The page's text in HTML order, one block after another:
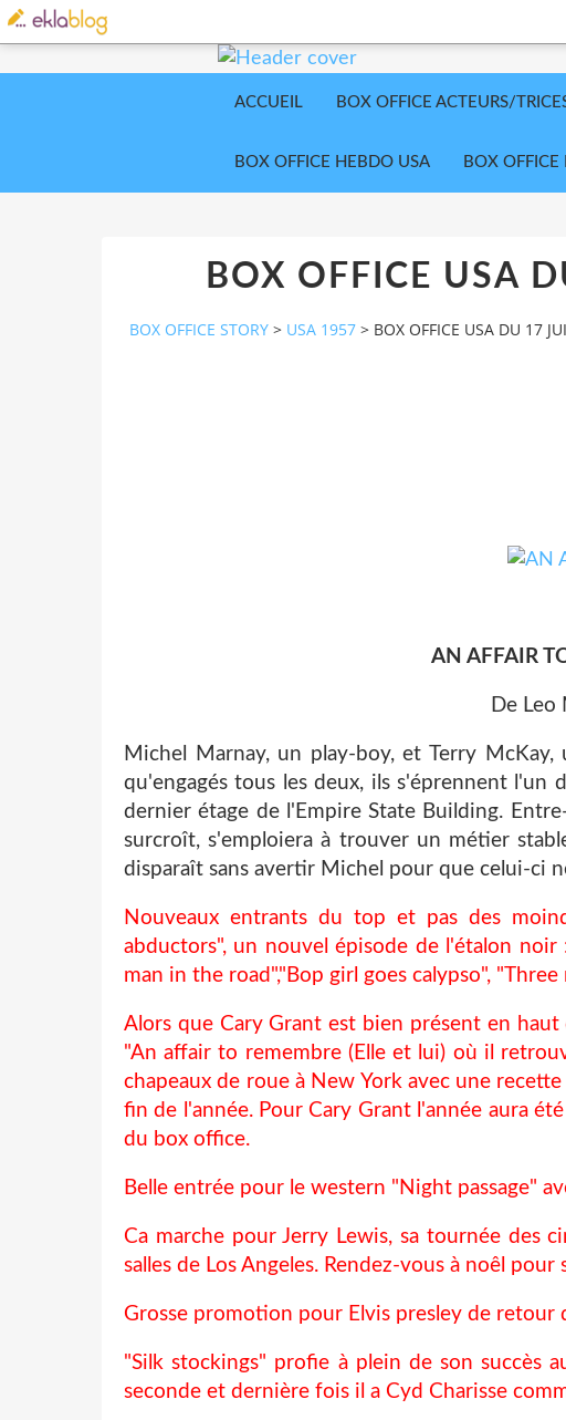
ACCUEIL BOX OFFICE ACTEURS/
BOX OFFICE HEBDO USA BOX OFFICE
BOX OFFICE USA
BOX OFFICE STORY > USA 1957 > BOX OFFICE USA DU 17
AN AFFAIR
De Leo
Michel Marnay, un play-boy, et Terry
qu'engagés tous les deux, ils s'éprennent l'un
dernier étage de l'Empire State Building.
surcroît, s'emploiera à trouver un métier
disparaît sans avertir Michel pour que celui-ci
Nouveaux entrants du top et pas des
abductors", un nouvel épisode de l'étalon noir
man in the road","Bop girl goes calypso",
Alors que Cary Grant est bien présent en
"An affair to remembre (Elle et lui) où il
chapeaux de roue à New York avec une
fin de l'année. Pour Cary Grant l'année aura
du box office.
Belle entrée pour le western "Night passage"
Ca marche pour Jerry Lewis, sa tournée des
salles de Los Angeles. Rendez-vous à noêl
Grosse promotion pour Elvis presley de
"Silk stockings" profie à plein de son succès
seconde et dernière fois il a Cyd Charisse